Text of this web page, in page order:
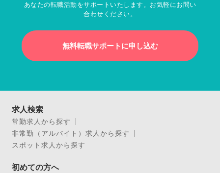
あなたの転職活動をサポートいたします。お気軽にお問い
合わせください。
無料転職サポートに申し込む
求人検索
常勤求人から探す
非常勤（アルバイト）求人から探す
スポット求人から探す
初めての方へ